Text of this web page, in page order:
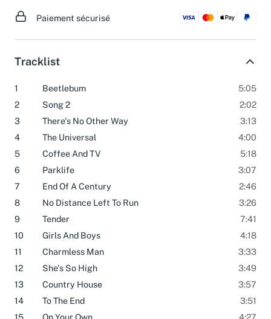
Paiement sécurisé
Tracklist
1 Beetlebum
5:05
2
Song 2
2:02
3
There's No Other Way
3:13
4
The Universal
4:00
5
Coffee And TV
5:18
6
Parklife
3:07
7
End Of A Century
2:46
8
No Distance Left To Run
3:26
9
Tender
7:41
10
Girls And Boys
4:18
11
Charmless Man
3:33
12
She's So High
3:49
13
Country House
3:57
14
To The End
3:51